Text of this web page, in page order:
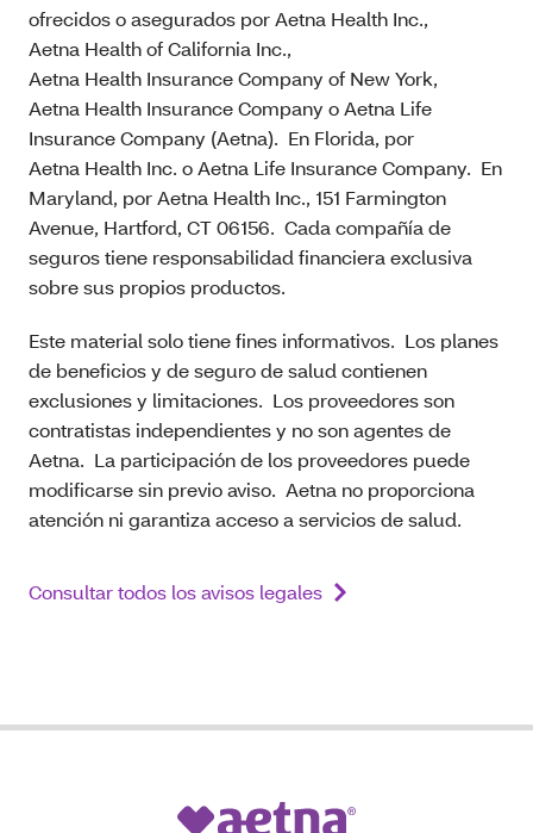
ofrecidos o asegurados por Aetna Health Inc.,
Aetna Health of California Inc.,
Aetna Health Insurance Company of New York,
Aetna Health Insurance Company o Aetna Life
Insurance Company (Aetna). En Florida, por
Aetna Health Inc. o Aetna Life Insurance Company. En
Maryland, por Aetna Health Inc., 151 Farmington
Avenue, Hartford, CT 06156. Cada compañía de
seguros tiene responsabilidad financiera exclusiva
sobre sus propios productos.
Este material solo tiene fines informativos. Los planes
de beneficios y de seguro de salud contienen
exclusiones y limitaciones. Los proveedores son
contratistas independientes y no son agentes de
Aetna. La participación de los proveedores puede
modificarse sin previo aviso. Aetna no proporciona
atención ni garantiza acceso a servicios de salud.
Consultar todos los avisos legales